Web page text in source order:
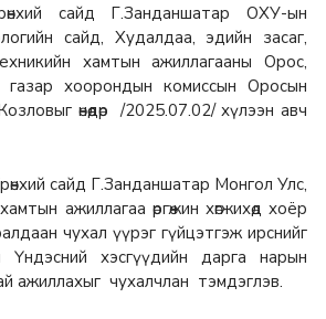
сайд Г.Занданшатар ОХУ-ын
сайд, Худалдаа, эдийн засаг,
хамтын ажиллагааны Орос,
газар хоорондын комиссын Оросын
өнөөдөр /2025.07.02/ хүлээн авч
сайд Г.Занданшатар Монгол Улс,
ажиллагаа өргөжин хөгжихөд хоёр
чухал үүрэг гүйцэтгэж ирснийг
хэсгүүдийн дарга нарын
ажиллахыг чухалчлан тэмдэглэв.